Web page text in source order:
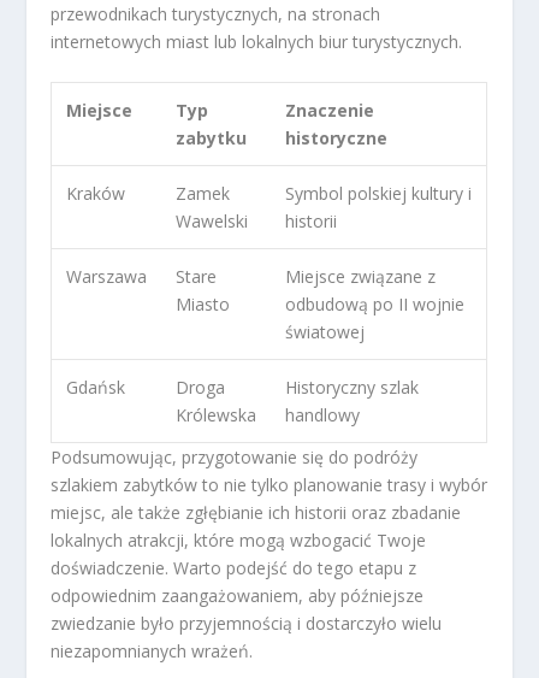
przewodnikach turystycznych, na stronach
internetowych miast lub lokalnych biur turystycznych.
Miejsce
Typ
zabytku
Znaczenie
historyczne
Kraków
Zamek
Wawelski
Symbol polskiej kultury i
historii
Warszawa
Stare
Miasto
Miejsce związane z
odbudową po II wojnie
światowej
Gdańsk
Droga
Królewska
Historyczny szlak
handlowy
Podsumowując, przygotowanie się do podróży
szlakiem zabytków to nie tylko planowanie trasy i wybór
miejsc, ale także zgłębianie ich historii oraz zbadanie
lokalnych atrakcji, które mogą wzbogacić Twoje
doświadczenie. Warto podejść do tego etapu z
odpowiednim zaangażowaniem, aby późniejsze
zwiedzanie było przyjemnością i dostarczyło wielu
niezapomnianych wrażeń.